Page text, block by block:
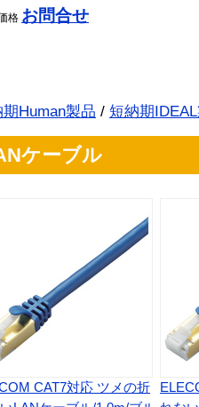
格 お問合せ
Human製品 / 短納期
ケーブル
CAT7対応 ツメの折